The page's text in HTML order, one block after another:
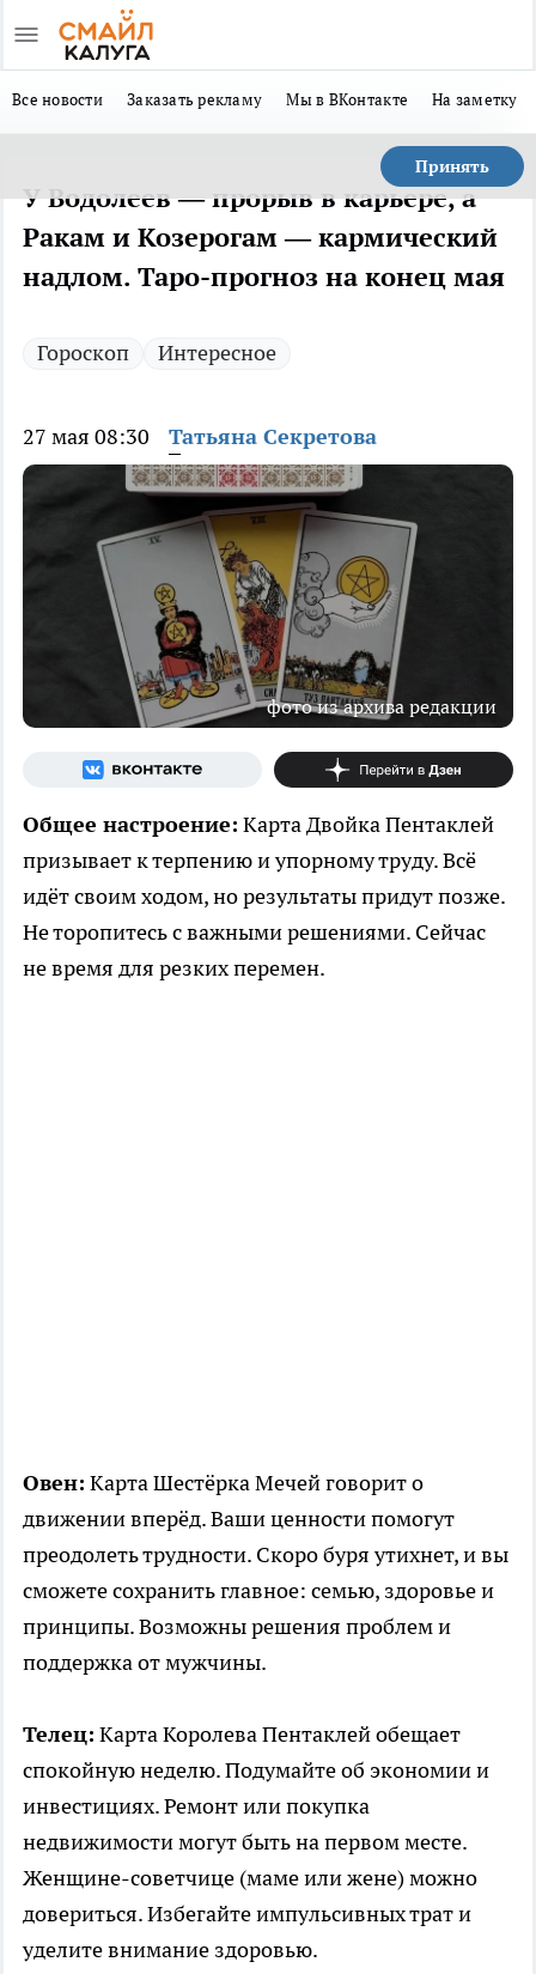
Все новости Заказать рекламу Мы в ВКонтакте На заметку
Принять
У Водолеев — прорыв в карьере, а
Ракам и Козерогам — кармический
надлом. Таро-прогноз на конец мая
Гороскоп Интересное
27 мая 08:30 Татьяна Секретова
фото из архива редакции
Общее настроение: Карта Двойка Пентаклей
призывает к терпению и упорному труду. Всё
идёт своим ходом, но результаты придут позже.
Не торопитесь с важными решениями. Сейчас
не время для резких перемен.
Овен: Карта Шестёрка Мечей говорит о
движении вперёд. Ваши ценности помогут
преодолеть трудности. Скоро буря утихнет, и вы
сможете сохранить главное: семью, здоровье и
принципы. Возможны решения проблем и
поддержка от мужчины.
Телец: Карта Королева Пентаклей обещает
спокойную неделю. Подумайте об экономии и
инвестициях. Ремонт или покупка
недвижимости могут быть на первом месте.
Женщине-советчице (маме или жене) можно
довериться. Избегайте импульсивных трат и
уделите внимание здоровью.